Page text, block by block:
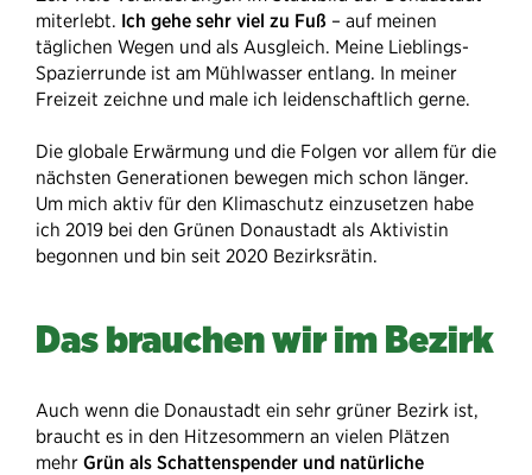
miterlebt. Ich gehe sehr viel zu Fuß – auf meinen
täglichen Wegen und als Ausgleich. Meine Lieblings-
Spazierrunde ist am Mühlwasser entlang. In meiner
Freizeit zeichne und male ich leidenschaftlich gerne.
Die globale Erwärmung und die Folgen vor allem für die
nächsten Generationen bewegen mich schon länger.
Um mich aktiv für den Klimaschutz einzusetzen habe
ich 2019 bei den Grünen Donaustadt als Aktivistin
begonnen und bin seit 2020 Bezirksrätin.
Das brauchen wir im Bezirk
Auch wenn die Donaustadt ein sehr grüner Bezirk ist,
braucht es in den Hitzesommern an vielen Plätzen
mehr Grün als Schattenspender und natürliche